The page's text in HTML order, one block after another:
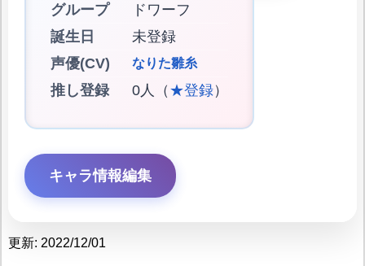
グループ
ドワーフ
誕生日
未登録
声優(CV)
なりた雛糸
推し登録 0人（ ★登録）
キャラ情報編集
更新: 2022/12/01